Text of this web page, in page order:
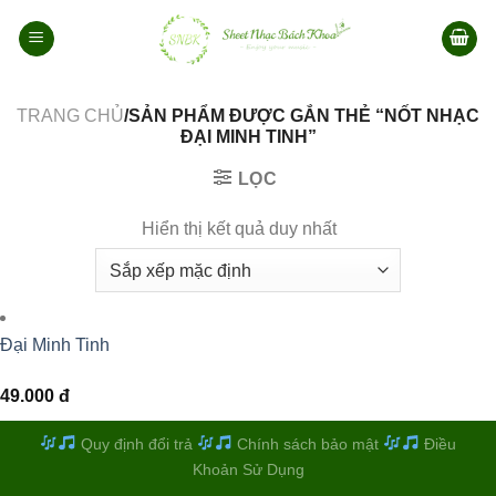
qua
TRANG CHỦ/SẢN PHẨM ĐƯỢC GẮN THẺ “NỐT NHẠC
ĐẠI MINH TINH”
LỌC
Hiển thị kết quả duy nhất
Đại Minh Tinh
49.000 đ
Quy định đổi trả Chính sách bảo mật
Điều
Khoản Sử Dụng